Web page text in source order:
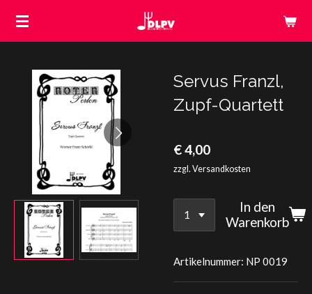
Zum
Servus Franzl,
Zupf-Quartett
€ 4,00
zzgl. Versandkosten
In den
Warenkorb
Artikelnummer: NP 0019